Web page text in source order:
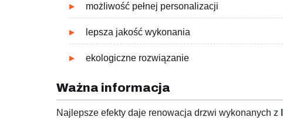
możliwość pełnej personalizacji
lepsza jakość wykonania
ekologiczne rozwiązanie
Ważna informacja
Najlepsze efekty daje renowacja drzwi wykonanych z